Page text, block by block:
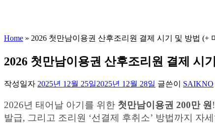
Home » 2026 첫만남이용권 산후조리원 결제 시기 및 방법 (+
2026 첫만남이용권 산후조리원 결제 시
작성일자 2025년 12월 25일2025년 12월 28일 글쓴이 SAIKNO
2026년 태어날 아기를 위한 첫만남이용권 200만 원
발급, 그리고 조리원 ‘선결제 후취소’ 방법까지 자